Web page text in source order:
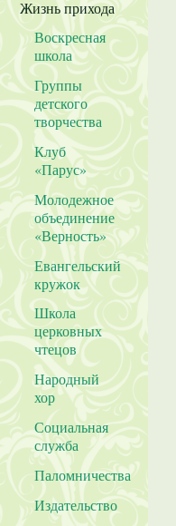
Жизнь прихода
Воскресная
школа
Группы
детского
творчества
Клуб
«Парус»
Молодежное
объединение
«Верность»
Евангельский
кружок
Школа
церковных
чтецов
Народный
хор
Социальная
служба
Паломничества
Издательство